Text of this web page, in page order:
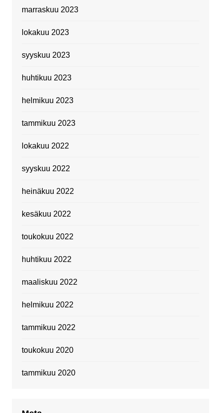
marraskuu 2023
lokakuu 2023
syyskuu 2023
huhtikuu 2023
helmikuu 2023
tammikuu 2023
lokakuu 2022
syyskuu 2022
heinäkuu 2022
kesäkuu 2022
toukokuu 2022
huhtikuu 2022
maaliskuu 2022
helmikuu 2022
tammikuu 2022
toukokuu 2020
tammikuu 2020